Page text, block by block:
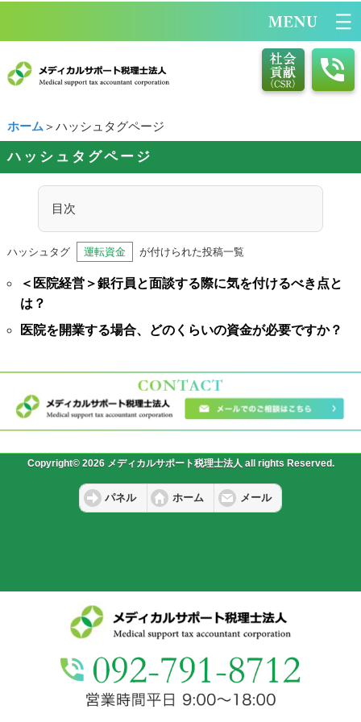
ホーム ＞ハッシュタグページ
ハッシュタグページ
目次
ハッシュタグ 運転資金 が付けられた投稿一覧
＜医院経営＞銀行員と面談する際に気を付けるべき点と
は？
医院を開業する場合、どのくらいの資金が必要ですか？
Copyright© 2026 メディカルサポート税理士法人 all rights Reserved.
パネル ホーム メール